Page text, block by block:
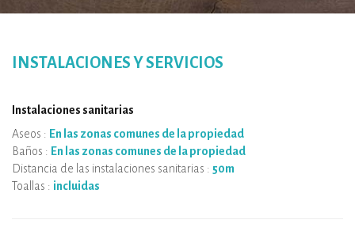
INSTALACIONES Y SERVICIOS
Instalaciones sanitarias
Aseos : En las zonas comunes de la propiedad
Baños : En las zonas comunes de la propiedad
Distancia de las instalaciones sanitarias : 50m
Toallas : incluidas